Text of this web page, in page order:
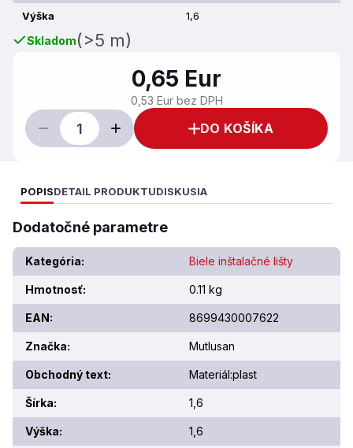
Výška
1,6
Skladom(>5 m)
0,65 Eur
0,53 Eur bez DPH
DO KOŠÍKA
POPISDETAIL PRODUKTUDISKUSIA
Dodatočné parametre
Kategória: Biele inštalačné lišty
Hmotnosť: 0.11 kg
EAN: 8699430007622
Značka: Mutlusan
Obchodný text: Materiál:plast
Šírka: 1,6
Výška: 1,6